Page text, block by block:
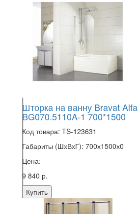
Шторка на ванну Bravat Alfa
BG070.5110A-1 700*1500
Код товара: TS-123631
Габариты (ШхВхГ): 700х1500х0
Цена:
9 840 р.
Купить